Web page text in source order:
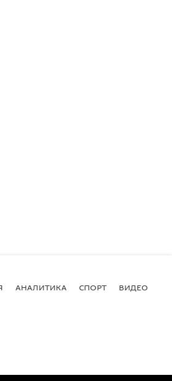
АНАЛИТИКА СПОРТ ВИДЕО